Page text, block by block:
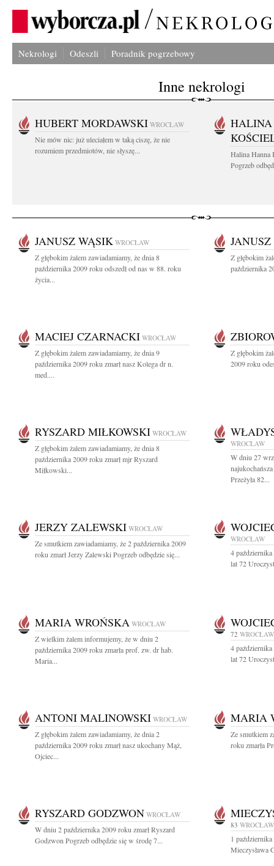
Nekrologi Odeszli Poradnik pogrzebowy
Inne nekrologi
HUBERT MORDAWSKI WROCŁAW
Nie mów nic: już uleciałem w taką ciszę, że nie
rozumiem przedmiotów, nie słyszę...
Halina Hanna
Pogrzeb
JANUSZ WĄSIK WROCŁAW
Z głębokim żalem zawiadamiamy, że dnia 8
października 2009 roku odszedł od nas w 88. roku
życia...
Z głębokim
października
MACIEJ CZARNACKI WROCŁAW
Z głębokim żalem zawiadamiamy, że dnia 9
października 2009 roku zmarł nasz Kolega dr n.
med....
Z głębokim
2009 roku
RYSZARD MIŁKOWSKI WROCŁAW
Z głębokim żalem zawiadamiamy, że dnia 8
października 2009 roku zmarł mjr Ryszard
Miłkowski...
WROCŁAW
W dniu 27
Przeżyła 82...
JERZY ZALEWSKI WROCŁAW
Ze smutkiem zawiadamiamy, że 2 października 2009
roku zmarł Jerzy Zalewski Pogrzeb odbędzie się...
WROCŁAW
4
lat 72
MARIA WROŃSKA WROCŁAW
Z wielkim żalem informujemy, że w dniu 2
października 2009 roku zmarła prof. zw. dr hab.
Maria...
72 WROCŁAW
4
lat 72
ANTONI MALINOWSKI WROCŁAW
Z głębokim żalem zawiadamiamy, że dnia 2
października 2009 roku zmarł nasz ukochany Mąż,
Ojciec...
MARIA
Ze smutkiem
roku zmarła
RYSZARD GODZWON WROCŁAW
W dniu 2 października 2009 roku zmarł Ryszard
Godzwon Pogrzeb odbędzie się w środę 7...
83 WROCŁAW
1
Mieczysława